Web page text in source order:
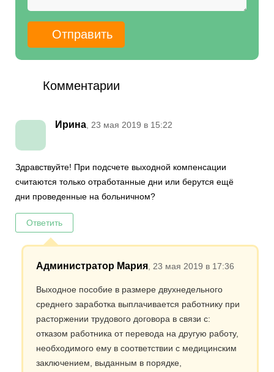
Комментарии
Ирина, 23 мая 2019 в 15:22
Здравствуйте! При подсчете выходной компенсации
считаются только отработанные дни или берутся ещё
дни проведенные на больничном?
Ответить
Администратор Мария, 23 мая 2019 в 17:36
Выходное пособие в размере двухнедельного
среднего заработка выплачивается работнику при
расторжении трудового договора в связи с:
отказом работника от перевода на другую работу,
необходимого ему в соответствии с медицинским
заключением, выданным в порядке,